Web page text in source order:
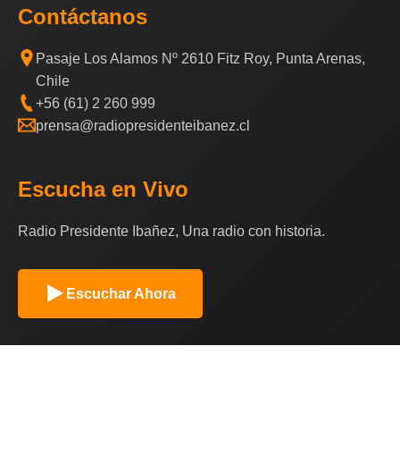
Contáctanos
Pasaje Los Alamos Nº 2610 Fitz Roy, Punta Arenas,
Chile
+56 (61) 2 260 999
prensa@radiopresidenteibanez.cl
Escucha en Vivo
Radio Presidente Ibañez, Una radio con historia.
Escuchar Ahora